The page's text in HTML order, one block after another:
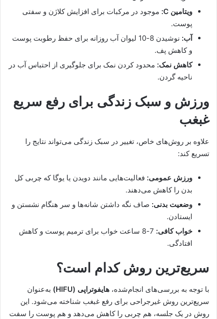
ویتامین C:
موجود در مرکبات برای افزایش کلاژن و سفتی
پوست.
آب:
نوشیدن 8-10 لیوان آب روزانه برای حفظ رطوبت پوست
و کاهش پف.
کاهش نمک: محدود کردن نمک برای جلوگیری از احتباس آب در
ناحیه گردن.
ورزش و سبک زندگی برای رفع سریع
غبغب
علاوه بر روش‌های خاص، تغییر در سبک زندگی می‌تواند نتایج را
تسریع کند:
ورزش عمومی: فعالیت‌هایی مانند دویدن یا یوگا که چربی کل
بدن را کاهش می‌دهند.
وضعیت بدنی: صاف نگه داشتن شانه‌ها و سر هنگام نشستن و
ایستادن.
خواب کافی:
7-8 ساعت خواب برای ترمیم پوست و کاهش
افتادگی.
سریع‌ترین روش کدام است؟
با توجه به بررسی‌های انجام‌شده، هایفوتراپی (HIFU)
به‌عنوان
سریع‌ترین روش غیرجراحی برای رفع غبغب شناخته می‌شود. این
روش در یک جلسه، هم چربی را کاهش می‌دهد و هم پوست را سفت